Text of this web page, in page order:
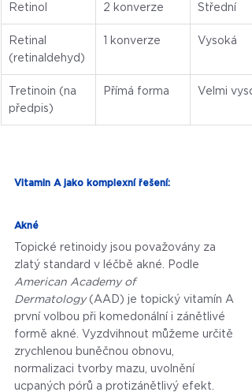
Retinol 2 konverze Střední
Retinal
(retinaldehyd)
1 konverze Vysoká
Tretinoin (na
předpis)
Přímá forma Velmi
Vitamin A jako komplexní řešení:
Akné
Topické retinoidy jsou považovány za
zlatý standard v léčbě akné. Podle
American Academy of
Dermatology (AAD) je topický vitamín A
první volbou při komedonální i zánětlivé
formě akné. Vyzdvihnout můžeme určitě
zrychlenou buněčnou obnovu,
normalizaci tvorby mazu, uvolnění
ucpaných pórů a protizánětlivý efekt.